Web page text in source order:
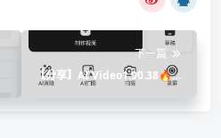
下一篇
【分享】AI Video1.90.38🔥AI